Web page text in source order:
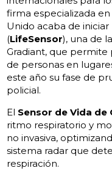
firma especializada
Unido acaba de iniciar
(LifeSensor), una de
Gradiant, que
de personas en
este año su fase de
policial.
El Sensor de Vida de
ritmo respiratorio y
no invasiva,
sistema radar que
respiración.